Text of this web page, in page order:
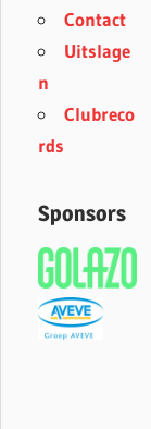
Contact
Uitslage
n
Clubreco
rds
Sponsors